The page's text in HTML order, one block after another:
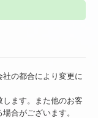
の都合により変更に
します。また他のお客
合がございます。